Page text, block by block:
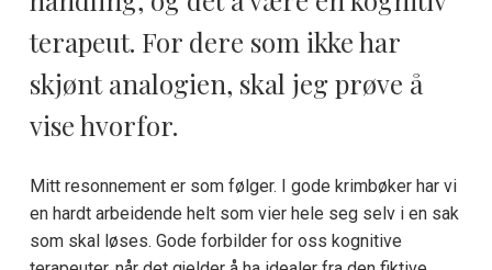
terapeut. For dere som ikke har
skjønt analogien, skal jeg prøve å
vise hvorfor.
Mitt resonnement er som følger. I gode krimbøker har vi
en hardt arbeidende helt som vier hele seg selv i en sak
som skal løses. Gode forbilder for oss kognitive